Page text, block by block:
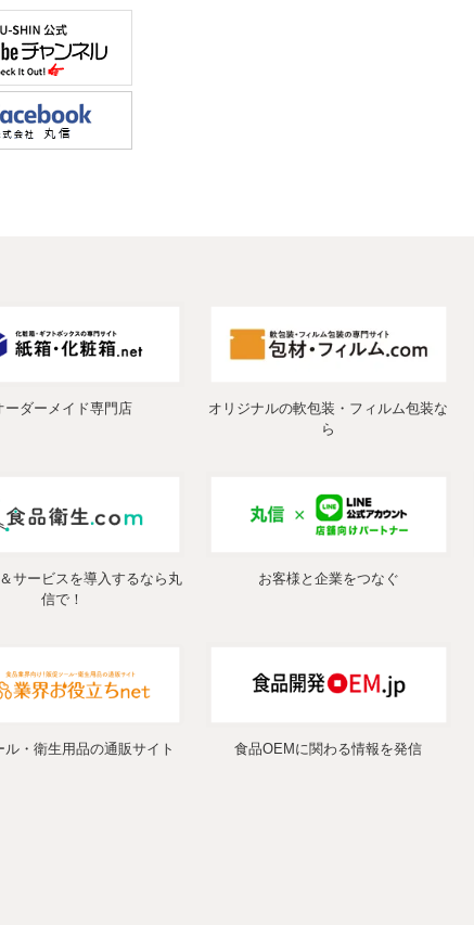
ーダーメイド専門店
オリジナルの軟包装・フィルム包装な
ら
サービスを導入するなら丸
信で！
お客様と企業をつなぐ
ル・衛生用品の通販サイト 食品OEMに関わる情報を発信